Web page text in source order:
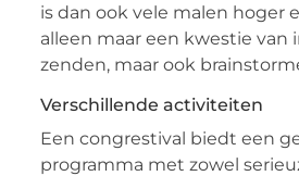
is dan ook vele malen hoger
alleen maar een kwestie van
zenden, maar ook
Verschillende activiteiten
Een congrestival biedt een
programma met zowel